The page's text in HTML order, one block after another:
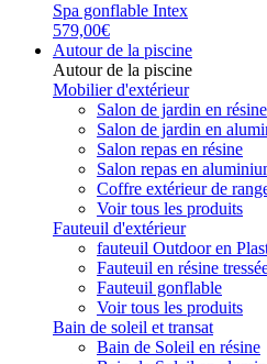
Spa gonflable Intex
579,00€
Autour de la piscine
Autour de la piscine
Mobilier d'extérieur
Salon de jardin en résine
Salon de jardin en
Salon repas en résine
Salon repas en
Coffre extérieur de
Voir tous les produits
Fauteuil d'extérieur
fauteuil Outdoor en
Fauteuil en résine
Fauteuil gonflable
Voir tous les produits
Bain de soleil et transat
Bain de Soleil en résine